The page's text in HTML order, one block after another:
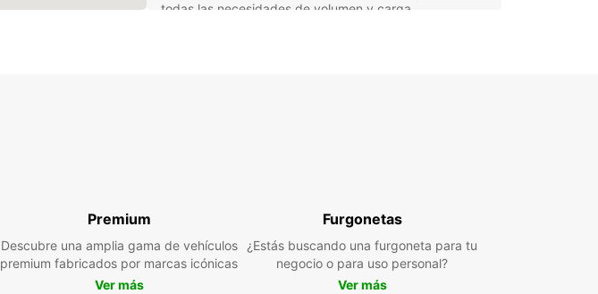
todas las necesidades de volumen y carga.
para todo tipo de transporte.
Oferta exclusiva para empresas con Europcar
Business Solutions (EBSS), que facilita la gestión y
Premium
Descubre una amplia gama de vehículos
premium fabricados por marcas icónicas
Ver más
Furgonetas
¿Estás buscando una furgoneta para tu
negocio o para uso personal?
Ver más